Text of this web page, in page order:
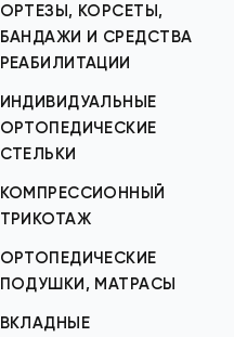
ОРТЕЗЫ, КОРСЕТЫ,
БАНДАЖИ И СРЕДСТВА
РЕАБИЛИТАЦИИ
ИНДИВИДУАЛЬНЫЕ
ОРТОПЕДИЧЕСКИЕ
СТЕЛЬКИ
КОМПРЕССИОННЫЙ
ТРИКОТАЖ
ОРТОПЕДИЧЕСКИЕ
ПОДУШКИ, МАТРАСЫ
ВКЛАДНЫЕ